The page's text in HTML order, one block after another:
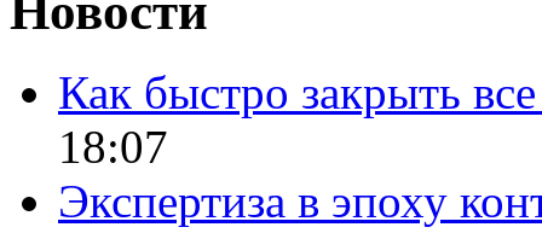
Как быстро закрыть
18:07
Экспертиза в эпоху